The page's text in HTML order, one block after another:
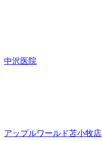
中沢医院
アップルワールド苫小牧店